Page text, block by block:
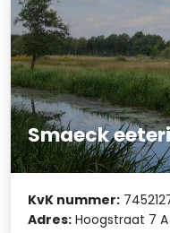
Smaeck
KvK nummer:
Adres: Hoogstraat 7 A